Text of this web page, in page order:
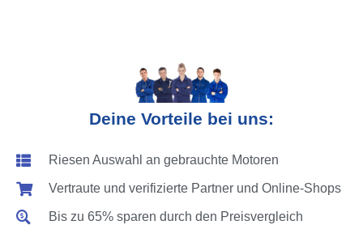
Deine Vorteile bei uns:
Riesen Auswahl an gebrauchte Motoren
Vertraute und verifizierte Partner und Online-Shops
Bis zu 65% sparen durch den Preisvergleich